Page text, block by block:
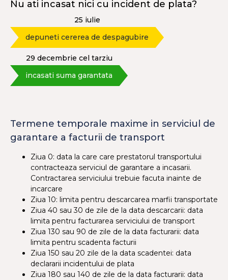
Nu ati incasat nici cu incident de plata?
25 iulie
depuneti cererea de despagubire
29 decembrie cel tarziu
incasati suma garantata
Termene temporale maxime in serviciul de
garantare a facturii de transport
Ziua 0: data la care care prestatorul transportului
contracteaza serviciul de garantare a incasarii.
Contractarea serviciului trebuie facuta inainte de
incarcare
Ziua 10: limita pentru descarcarea marfii transportate
Ziua 40 sau 30 de zile de la data descarcarii: data
limita pentru facturarea serviciului de transport
Ziua 130 sau 90 de zile de la data facturarii: data
limita pentru scadenta facturii
Ziua 150 sau 20 zile de la data scadentei: data
declararii incidentului de plata
Ziua 180 sau 140 de zile de la data facturarii: data